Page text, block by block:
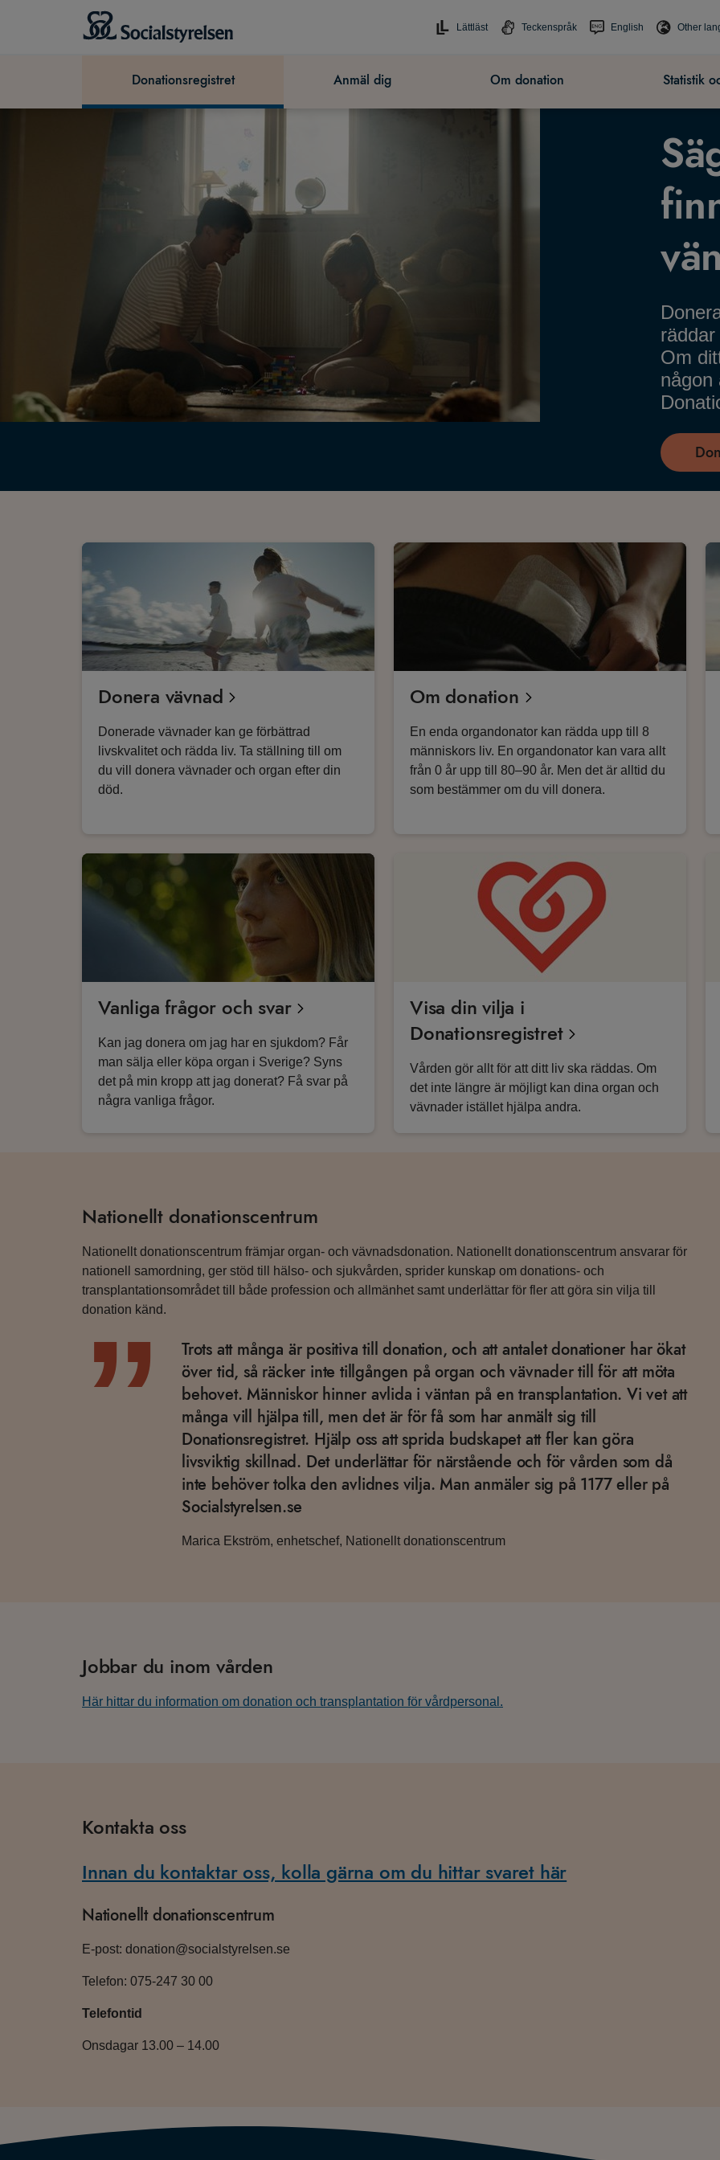
Lättläst Teckenspråk English Other
Donationsregistret Anmäl dig Om donation Statistik
Om
någon
Donera vävnad
Donerade vävnader kan ge förbättrad
livskvalitet och rädda liv. Ta ställning till om
du vill donera vävnader och organ efter din
död.
Om donation
En enda organdonator kan rädda upp till 8
människors liv. En organdonator kan vara allt
från 0 år upp till 80–90 år. Men det är alltid du
som bestämmer om du vill donera.
Vanliga frågor och svar
Kan jag donera om jag har en sjukdom? Får
man sälja eller köpa organ i Sverige? Syns
det på min kropp att jag donerat? Få svar på
några vanliga frågor.
Visa din vilja i
Donationsregistret
Vården gör allt för att ditt liv ska räddas. Om
det inte längre är möjligt kan dina organ och
vävnader istället hjälpa andra.
Nationellt donationscentrum
Nationellt donationscentrum främjar organ- och vävnadsdonation. Nationellt donationscentrum ansvarar för
nationell samordning, ger stöd till hälso- och sjukvården, sprider kunskap om donations- och
transplantationsområdet till både profession och allmänhet samt underlättar för fler att göra sin vilja till
donation känd.
”
Trots att många är positiva till donation, och att antalet donationer har ökat
över tid, så räcker inte tillgången på organ och vävnader till för att möta
behovet. Människor hinner avlida i väntan på en transplantation. Vi vet att
många vill hjälpa till, men det är för få som har anmält sig till
Donationsregistret. Hjälp oss att sprida budskapet att fler kan göra
livsviktig skillnad. Det underlättar för närstående och för vården som då
inte behöver tolka den avlidnes vilja. Man anmäler sig på 1177 eller på
Socialstyrelsen.se
Marica Ekström, enhetschef, Nationellt donationscentrum
Jobbar du inom vården
Här hittar du information om donation och transplantation för vårdpersonal.
Kontakta oss
Innan du kontaktar oss, kolla gärna om du hittar svaret här
Nationellt donationscentrum
E-post: donation@socialstyrelsen.se
Telefon: 075-247 30 00
Telefontid
Onsdagar 13.00 – 14.00